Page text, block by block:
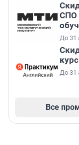
СПО
До 31
До 31
Все